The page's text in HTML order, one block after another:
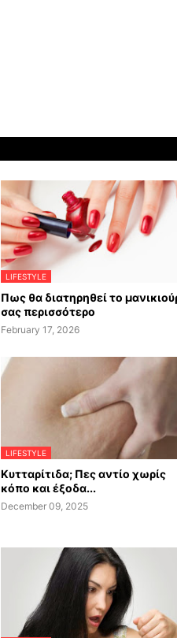
LIFESTYLE
Πως θα διατηρηθεί το
σας περισσότερο
February 17, 2026
LIFESTYLE
Κυτταρίτιδα; Πες αντίο χωρίς
κόπο και έξοδα...
December 09, 2025